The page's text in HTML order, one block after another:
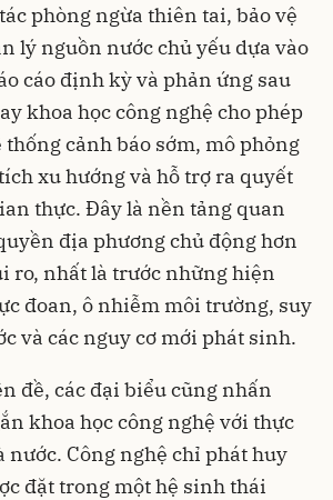
phòng ngừa thiên tai, bảo vệ
lý nguồn nước chủ yếu dựa vào
cáo định kỳ và phản ứng sau
khoa học công nghệ cho phép
thống cảnh báo sớm, mô phỏng
xu hướng và hỗ trợ ra quyết
thực. Đây là nền tảng quan
địa phương chủ động hơn
ro, nhất là trước những hiện
đoan, ô nhiễm môi trường, suy
và các nguy cơ mới phát sinh.
đề, các đại biểu cũng nhấn
khoa học công nghệ với thực
Công nghệ chỉ phát huy
đặt trong một hệ sinh thái